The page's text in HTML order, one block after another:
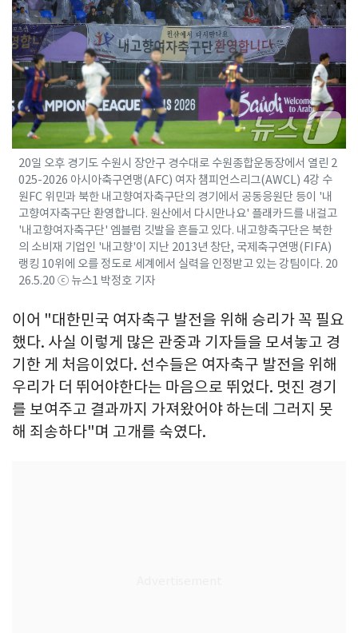
20일 오후 경기도 수원시 장안구 경수대로 수원종합운동장에서 열린 2
025-2026 아시아축구연맹(AFC) 여자 챔피언스리그(AWCL) 4강 수
원FC 위민과 북한 내고향여자축구단의 경기에서 공동응원단 등이 '내
고향여자축구단 환영합니다. 원산에서 다시만나요' 플래카드를 내걸고
'내고향여자축구단' 엠블럼 깃발을 흔들고 있다. 내고향축구단은 북한
의 소비재 기업인 '내고향'이 지난 2013년 창단, 국제축구연맹(FIFA)
랭킹 10위에 오를 정도로 세계에서 실력을 인정받고 있는 강팀이다. 20
26.5.20 ⓒ 뉴스1 박정호 기자
이어 "대한민국 여자축구 발전을 위해 승리가 꼭 필요
했다. 사실 이렇게 많은 관중과 기자들을 모셔놓고 경
기한 게 처음이었다. 선수들은 여자축구 발전을 위해
우리가 더 뛰어야한다는 마음으로 뛰었다. 멋진 경기
를 보여주고 결과까지 가져왔어야 하는데 그러지 못
해 죄송하다"며 고개를 숙였다.